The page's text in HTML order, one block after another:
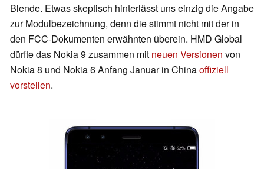
Blende. Etwas skeptisch hinterlässt uns einzig die Angabe
zur Modulbezeichnung, denn die stimmt nicht mit der in
den FCC-Dokumenten erwähnten überein. HMD Global
dürfte das Nokia 9 zusammen mit neuen Versionen von
Nokia 8 und Nokia 6 Anfang Januar in Chinaoffiziell
vorstellen.